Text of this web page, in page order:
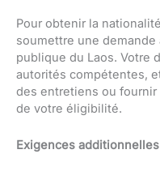
Pour obtenir la
soumettre une
publique du Laos. Votre
autorités compétentes,
des entretiens ou
de votre éligibilité.
Exigences additionnelles